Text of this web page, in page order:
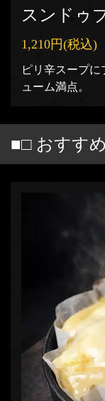
スンドゥ
1,210円(税込)
ピリ辛スープ
ューム満点。
■□ おすす